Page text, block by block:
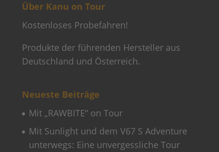
Über Kanu on Tour
Kostenloses Probefahren!
Produkte der führenden Hersteller aus
Deutschland und Österreich.
Neueste Beiträge
Mit „RAWBITE“ on Tour
Mit Sunlight und dem V67 S Adventure
unterwegs: Eine unvergessliche Tour